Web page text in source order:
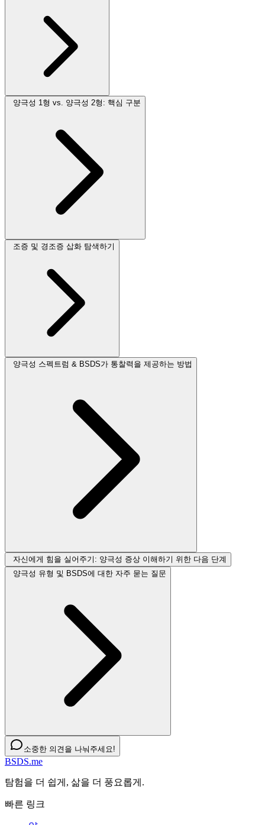
양극성 1형 vs. 양극성 2형: 핵심 구분
조증 및 경조증 삽화 탐색하기
양극성 스펙트럼 & BSDS가 통찰력을 제공하는 방법
자신에게 힘을 실어주기: 양극성 증상 이해하기 위한 다음 단계
양극성 유형 및 BSDS에 대한 자주 묻는 질문
소중한 의견을 나눠주세요!
BSDS.me
탐험을 더 쉽게, 삶을 더 풍요롭게.
빠른 링크